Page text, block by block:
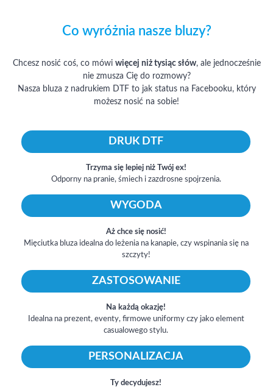
Co wyróżnia nasze bluzy?
Chcesz nosić coś, co mówi więcej niż tysiąc słów, ale jednocześnie
nie zmusza Cię do rozmowy?
Nasza bluza z nadrukiem DTF to jak status na Facebooku, który
możesz nosić na sobie!
DRUK DTF
Trzyma się lepiej niż Twój ex!
Odporny na pranie, śmiech i zazdrosne spojrzenia.
WYGODA
Aż chce się nosić!
Mięciutka bluza idealna do leżenia na kanapie, czy wspinania się na
szczyty!
ZASTOSOWANIE
Na każdą okazję!
Idealna na prezent, eventy, firmowe uniformy czy jako element
casualowego stylu.
PERSONALIZACJA
Ty decydujesz!